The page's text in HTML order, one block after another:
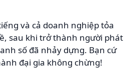
và cả doanh nghiệp tỏa
sau khi trở thành người phát
số đã nhảy dựng. Bạn cứ
đại gia không chừng!